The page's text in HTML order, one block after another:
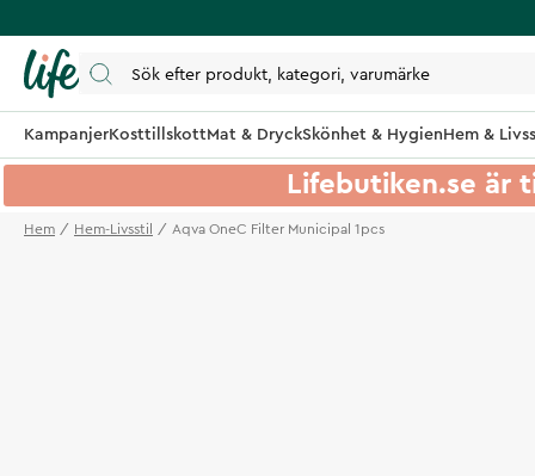
KampanjerKosttillskottMat & DryckSkönhet & HygienHem &
Lifebutiken.se är
Hem Hem-Livsstil Aqva OneC Filter Municipal 1pcs